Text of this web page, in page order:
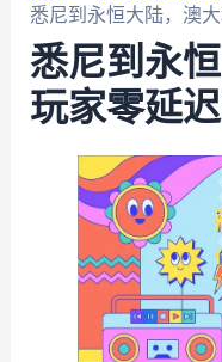
悉尼到永恒大陆，澳
悉尼到永
玩家零延